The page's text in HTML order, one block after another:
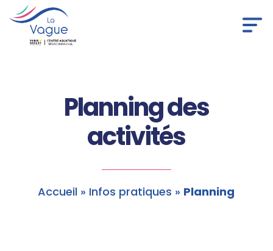
Planning des
activités
Accueil » Infos pratiques » Planning
Panneau de gestion des cookies